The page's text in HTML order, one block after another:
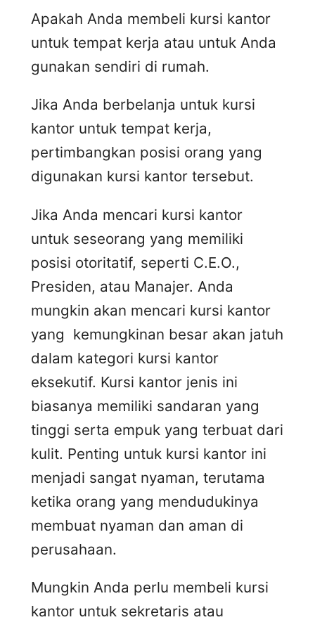
Apakah Anda membeli kursi kantor
untuk tempat kerja atau untuk Anda
gunakan sendiri di rumah.
Jika Anda berbelanja untuk kursi
kantor untuk tempat kerja,
pertimbangkan posisi orang yang
digunakan kursi kantor tersebut.
Jika Anda mencari kursi kantor
untuk seseorang yang memiliki
posisi otoritatif, seperti C.E.O.,
Presiden, atau Manajer. Anda
mungkin akan mencari kursi kantor
yang kemungkinan besar akan jatuh
dalam kategori kursi kantor
eksekutif. Kursi kantor jenis ini
biasanya memiliki sandaran yang
tinggi serta empuk yang terbuat dari
kulit. Penting untuk kursi kantor ini
menjadi sangat nyaman, terutama
ketika orang yang mendudukinya
membuat nyaman dan aman di
perusahaan.
Mungkin Anda perlu membeli kursi
kantor untuk sekretaris atau